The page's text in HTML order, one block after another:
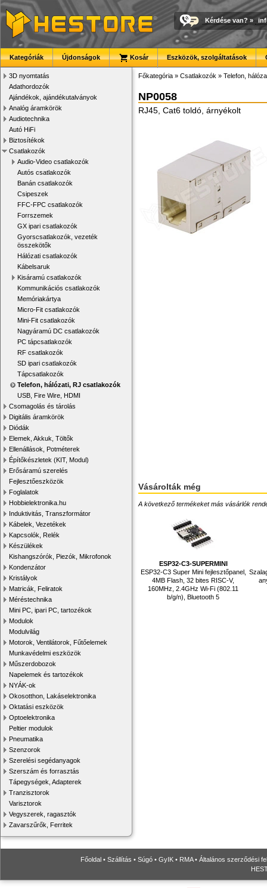
Kérdése van? »
Kategóriák Újdonságok Kosár Eszközök, szolgáltatások
3D nyomtatás
Adathordozók
Ajándékok, ajándékutalványok
Analóg áramkörök
Audiotechnika
Autó HiFi
Biztosítékok
Csatlakozók
Audio-Video csatlakozók
Autós csatlakozók
Banán csatlakozók
Csipeszek
FFC-FPC csatlakozók
Forrszemek
GX ipari csatlakozók
Gyorscsatlakozók, vezeték
összekötők
Hálózati csatlakozók
Kábelsaruk
Kisáramú csatlakozók
Kommunikációs csatlakozók
Memóriakártya
Micro-Fit csatlakozók
Mini-Fit csatlakozók
Nagyáramú DC csatlakozók
PC tápcsatlakozók
RF csatlakozók
SD ipari csatlakozók
Tápcsatlakozók
Telefon, hálózati, RJ csatlakozók
USB, Fire Wire, HDMI
Csomagolás és tárolás
Digitális áramkörök
Diódák
Elemek, Akkuk, Töltők
Ellenállások, Potméterek
Építőkészletek (KIT, Modul)
Erősáramú szerelés
Fejlesztőeszközök
Foglalatok
Hobbielektronika.hu
Induktivitás, Transzformátor
Kábelek, Vezetékek
Kapcsolók, Relék
Készülékek
Kishangszórók, Piezók, Mikrofonok
Kondenzátor
Kristályok
Matricák, Feliratok
Méréstechnika
Mini PC, ipari PC, tartozékok
Modulok
Modulvilág
Motorok, Ventilátorok, Fűtőelemek
Munkavédelmi eszközök
Műszerdobozok
Napelemek és tartozékok
NYÁK-ok
Okosotthon, Lakáselektronika
Oktatási eszközök
Optoelektronika
Peltier modulok
Pneumatika
Szenzorok
Szerelési segédanyagok
Szerszám és forrasztás
Tápegységek, Adapterek
Tranzisztorok
Varisztorok
Vegyszerek, ragasztók
Zavarszűrők, Ferritek
Főkategória » Csatlakozók » Telefon,
NP0058
RJ45, Cat6 toldó, árnyékolt
Vásárolták még
A következő termékeket más vásárlók
ESP32-C3-SUPERMINI
ESP32-C3 Super Mini fejlesztőpanel,
4MB Flash, 32 bites RISC-V,
160MHz, 2.4GHz Wi-Fi (802.11
b/g/n), Bluetooth 5
Főoldal • Szállítás • Súgó • GyIK • RMA• Általános szerződési